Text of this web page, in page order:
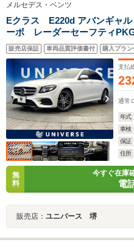
メルセデス・ベンツ
Eクラス E220d アバンギャル
ーボ レーダーセーフティ
前席パワーシート 前席シー
ーム 全周囲カメラ 純正
インチAW 電動リアゲート
販売店保証 車両品質評価書付 購入プラン
支払
通常
年式
車検
保証
住所
無
料
今すぐ在庫
電
販売店： ユニバース 堺